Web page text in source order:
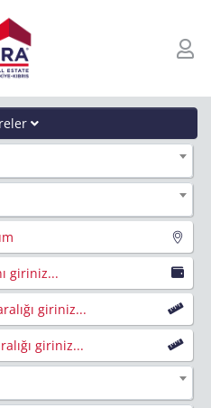
giriniz...
giriniz...
giriniz...